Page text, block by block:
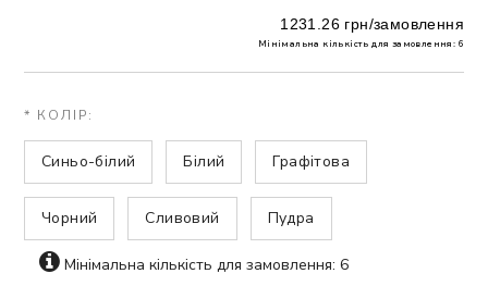
1231.26 грн/замовлення
Мінімальна кількість для замовлення: 6
* КОЛІР:
Синьо-білий Білий Графітова
Чорний Сливовий Пудра
Мінімальна кількість для замовлення: 6